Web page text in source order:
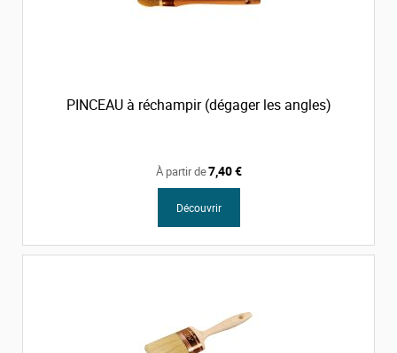
PINCEAU à réchampir (dégager les angles)
À partir de7,40 €
Découvrir